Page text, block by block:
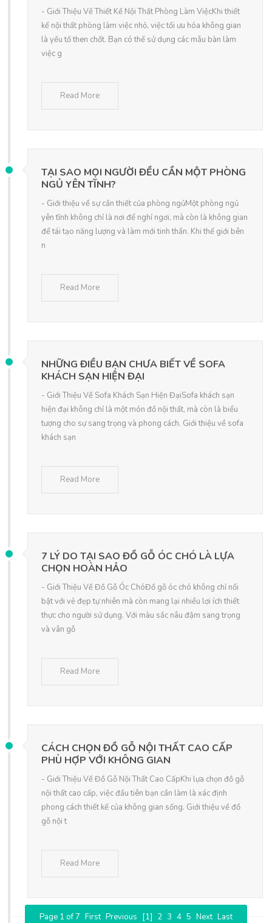
- Giới Thiệu Về Thiết Kế Nội Thất Phòng Làm ViệcKhi thiết
kế nội thất phòng làm việc nhỏ, việc tối ưu hóa không gian
là yếu tố then chốt. Bạn có thể sử dụng các mẫu bàn làm
việc g
Read More
TẠI SAO MỌI NGƯỜI ĐỀU CẦN MỘT PHÒNG
NGỦ YÊN TĨNH?
- Giới thiệu về sự cần thiết của phòng ngủMột phòng ngủ
yên tĩnh không chỉ là nơi để nghỉ ngơi, mà còn là không gian
để tái tạo năng lượng và làm mới tinh thần. Khi thế giới bên
n
Read More
NHỮNG ĐIỀU BẠN CHƯA BIẾT VỀ SOFA
KHÁCH SẠN HIỆN ĐẠI
- Giới Thiệu Về Sofa Khách Sạn Hiện ĐạiSofa khách sạn
hiện đại không chỉ là một món đồ nội thất, mà còn là biểu
tượng cho sự sang trọng và phong cách. Giới thiệu về sofa
khách sạn
Read More
7 LÝ DO TẠI SAO ĐỒ GỖ ÓC CHÓ LÀ LỰA
CHỌN HOÀN HẢO
- Giới Thiệu Về Đồ Gỗ Óc ChóĐồ gỗ óc chó không chỉ nổi
bật với vẻ đẹp tự nhiên mà còn mang lại nhiều lợi ích thiết
thực cho người sử dụng. Với màu sắc nâu đậm sang trọng
và vân gỗ
Read More
CÁCH CHỌN ĐỒ GỖ NỘI THẤT CAO CẤP
PHÙ HỢP VỚI KHÔNG GIAN
- Giới Thiệu Về Đồ Gỗ Nội Thất Cao CấpKhi lựa chọn đồ gỗ
nội thất cao cấp, việc đầu tiên bạn cần làm là xác định
phong cách thiết kế của không gian sống. Giới thiệu về đồ
gỗ nội t
Read More
Page 1 of 7 First Previous [1] 2 3 4 5 Next Last